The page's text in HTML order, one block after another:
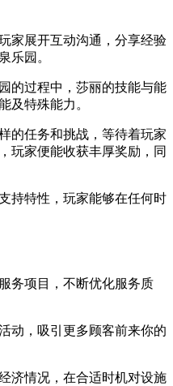
家展开互动沟通，分享经验
乐园。
的过程中，莎丽的技能与能
及特殊能力。
的任务和挑战，等待着玩家
玩家便能收获丰厚奖励，同
持特性，玩家能够在任何时
务项目，不断优化服务质
动，吸引更多顾客前来你的
济情况，在合适时机对设施